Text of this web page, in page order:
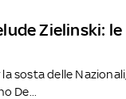
Zielinski: le
sosta delle Nazionali,
De...